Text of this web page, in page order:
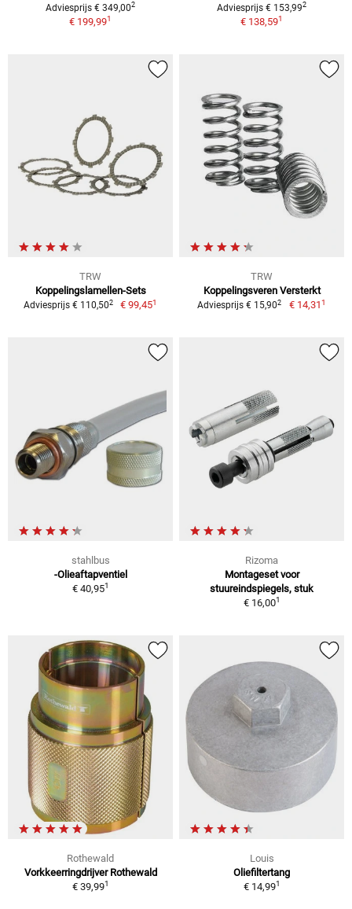
Adviesprijs € 349,002
€ 199,991
Adviesprijs € 153,992
€ 138,591
TRW
Koppelingslamellen-Sets
Adviesprijs € 110,502 € 99,451
TRW
Koppelingsveren Versterkt
Adviesprijs € 15,902 € 14,311
stahlbus
-Olieaftapventiel
€ 40,951
Rizoma
Montageset voor
stuureindspiegels, stuk
€ 16,001
Rothewald
Vorkkeerringdrijver Rothewald
€ 39,991
Louis
Oliefiltertang
€ 14,991